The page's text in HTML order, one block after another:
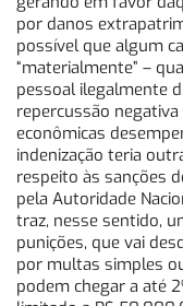
por danos
possível que algum
“materialmente” –
pessoal ilegalmente
repercussão
econômicas
indenização teria
respeito às sanções
pela Autoridade
traz, nesse sentido,
punições, que vai
por multas simples
podem chegar a até